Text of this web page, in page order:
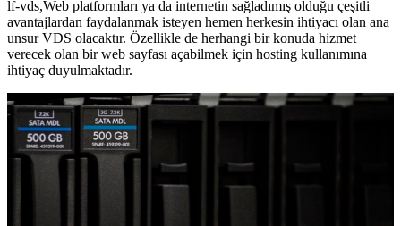
lf-vds,Web platformları ya da internetin sağladımış olduğu çeşitli
avantajlardan faydalanmak isteyen hemen herkesin ihtiyacı olan ana
unsur VDS olacaktır. Özellikle de herhangi bir konuda hizmet
verecek olan bir web sayfası açabilmek için hosting kullanımına
ihtiyaç duyulmaktadır.